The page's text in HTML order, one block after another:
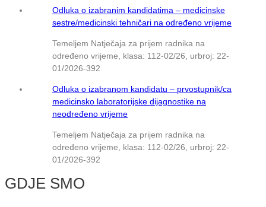
Odluka o izabranim kandidatima – medicinske
sestre/medicinski tehničari na određeno vrijeme
Temeljem Natječaja za prijem radnika na
određeno vrijeme, klasa: 112-02/26, urbroj: 22-
01/2026-392
Odluka o izabranom kandidatu – prvostupnik/ca
medicinsko laboratorijske dijagnostike na
neodređeno vrijeme
Temeljem Natječaja za prijem radnika na
određeno vrijeme, klasa: 112-02/26, urbroj: 22-
01/2026-392
GDJE SMO